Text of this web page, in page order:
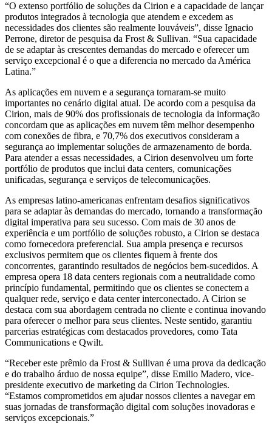
“O extenso portfólio de soluções da Cirion e a capacidade de lançar
produtos integrados à tecnologia que atendem e excedem as
necessidades dos clientes são realmente louváveis”, disse Ignacio
Perrone, diretor de pesquisa da Frost & Sullivan. “Sua capacidade
de se adaptar às crescentes demandas do mercado e oferecer um
serviço excepcional é o que a diferencia no mercado da América
Latina.”
As aplicações em nuvem e a segurança tornaram-se muito
importantes no cenário digital atual. De acordo com a pesquisa da
Cirion, mais de 90% dos profissionais de tecnologia da informação
concordam que as aplicações em nuvem têm melhor desempenho
com conexões de fibra, e 70,7% dos executivos consideram a
segurança ao implementar soluções de armazenamento de borda.
Para atender a essas necessidades, a Cirion desenvolveu um forte
portfólio de produtos que inclui data centers, comunicações
unificadas, segurança e serviços de telecomunicações.
As empresas latino-americanas enfrentam desafios significativos
para se adaptar às demandas do mercado, tornando a transformação
digital imperativa para seu sucesso. Com mais de 30 anos de
experiência e um portfólio de soluções robusto, a Cirion se destaca
como fornecedora preferencial. Sua ampla presença e recursos
exclusivos permitem que os clientes fiquem à frente dos
concorrentes, garantindo resultados de negócios bem-sucedidos. A
empresa opera 18 data centers regionais com a neutralidade como
princípio fundamental, permitindo que os clientes se conectem a
qualquer rede, serviço e data center interconectado. A Cirion se
destaca com sua abordagem centrada no cliente e continua inovando
para oferecer o melhor para seus clientes. Neste sentido, garantiu
parcerias estratégicas com destacados provedores, como Tata
Communications e Qwilt.
“Receber este prêmio da Frost & Sullivan é uma prova da dedicação
e do trabalho árduo de nossa equipe”, disse Emilio Madero, vice-
presidente executivo de marketing da Cirion Technologies.
“Estamos comprometidos em ajudar nossos clientes a navegar em
suas jornadas de transformação digital com soluções inovadoras e
serviços excepcionais.”